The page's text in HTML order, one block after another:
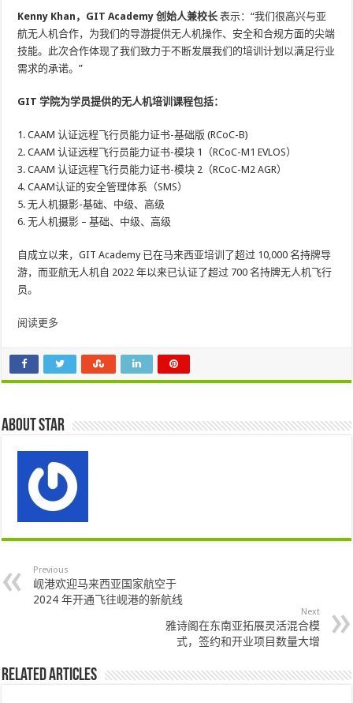
Kenny Khan，GIT Academy 创始人兼校长表示：“我们很高兴与亚
航无人机合作，为我们的导游提供无人机操作、安全和合规方面的尖端
技能。此次合作体现了我们致力于不断发展我们的培训计划以满足行业
需求的承诺。”
GIT 学院为学员提供的无人机培训课程包括：
1. CAAM 认证远程飞行员能力证书-基础版 (RCoC-B)
2. CAAM 认证远程飞行员能力证书-模块 1（RCoC-M1 EVLOS）
3. CAAM 认证远程飞行员能力证书-模块 2（RCoC-M2 AGR）
4. CAAM认证的安全管理体系（SMS）
5. 无人机摄影-基础、中级、高级
6. 无人机摄影 – 基础、中级、高级
自成立以来，GIT Academy 已在马来西亚培训了超过 10,000 名持牌导
游，而亚航无人机自 2022 年以来已认证了超过 700 名持牌无人机飞行
员。
阅读更多
About star
Previous
岘港欢迎马来西亚国家航空于
2024 年开通飞往岘港的新航线
Next
雅诗阁在东南亚拓展灵活混合模
式，签约和开业项目数量大增
Related Articles